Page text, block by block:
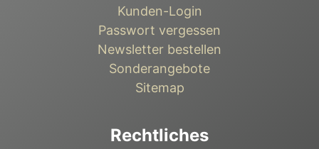
Kunden-Login
Passwort vergessen
Newsletter bestellen
Sonderangebote
Sitemap
Rechtliches